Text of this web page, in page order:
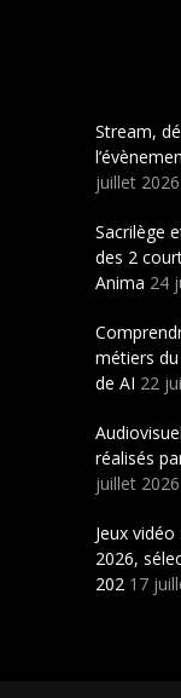
Stream,
juillet 2026
Sacrilège
des 2
Anima 24
métiers
de AI 22
réalisés
juillet 2026
Jeux
2026,
202 17